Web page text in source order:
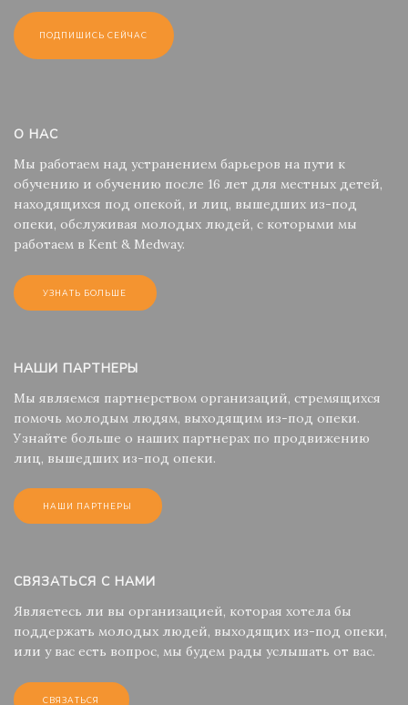
О НАС
Мы работаем над устранением барьеров на пути к
обучению и обучению после 16 лет для местных детей,
находящихся под опекой, и лиц, вышедших из-под
опеки, обслуживая молодых людей, с которыми мы
работаем в Kent & Medway.
УЗНАТЬ БОЛЬШЕ
НАШИ ПАРТНЕРЫ
Мы являемся партнерством организаций, стремящихся
помочь молодым людям, выходящим из-под опеки.
Узнайте больше о наших партнерах по продвижению
лиц, вышедших из-под опеки.
НАШИ ПАРТНЕРЫ
СВЯЗАТЬСЯ С НАМИ
Являетесь ли вы организацией, которая хотела бы
поддержать молодых людей, выходящих из-под опеки,
или у вас есть вопрос, мы будем рады услышать от вас.
СВЯЗАТЬСЯ